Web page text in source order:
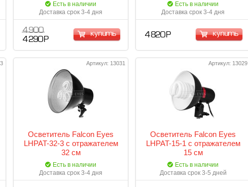
Есть в наличии
Доставка срок 3-4 дня
4 900
4 290 Р
купить
Есть в наличии
Доставка срок 3-4 дня
4 820 Р купить
Артикул: 13031
Осветитель Falcon Eyes
LHPAT-32-3 с отражателем
32 см
Есть в наличии
Доставка срок 3-4 дня
Артикул: 13029
Осветитель Falcon Eyes
LHPAT-15-1 с отражателем
15 см
Есть в наличии
Доставка срок 3-5 дней